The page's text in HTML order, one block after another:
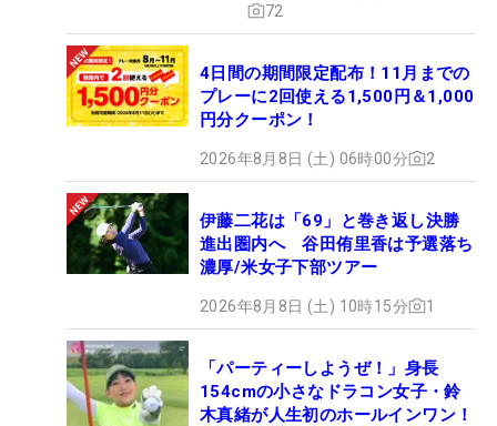
72
4日間の期間限定配布！11月までの
プレーに2回使える1,500円＆1,000
円分クーポン！
2026年8月8日 (土) 06時00分 2
伊藤二花は「69」と巻き返し決勝
進出圏内へ 谷田侑里香は予選落ち
濃厚/米女子下部ツアー
2026年8月8日 (土) 10時15分 1
「パーティーしようぜ！」身長
154cmの小さなドラコン女子・鈴
木真緒が人生初のホールインワン！